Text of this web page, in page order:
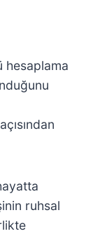
hesaplama
ruhsal